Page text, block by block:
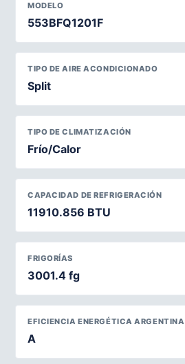
MODELO
553BFQ1201F
TIPO DE AIRE ACONDICIONADO
Split
TIPO DE CLIMATIZACIÓN
Frío/Calor
CAPACIDAD DE REFRIGERACIÓN
11910.856 BTU
FRIGORÍAS
3001.4 fg
EFICIENCIA ENERGÉTICA ARGENTINA
A